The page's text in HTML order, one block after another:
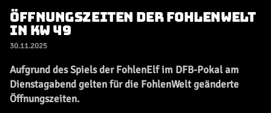
ÖFFNUNGSZEITEN DER FOHLENWELT
IN KW 49
30.11.2025
Aufgrund des Spiels der FohlenElf im DFB-Pokal am
Dienstagabend gelten für die FohlenWelt geänderte
Öffnungszeiten.